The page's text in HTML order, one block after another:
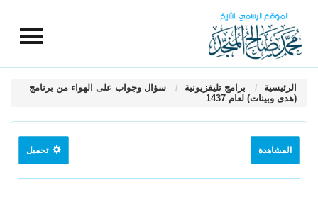
الرئيسية برامج تليفزيونية
سؤال وجواب على الهواء من برنامج
(هدى وبينات) لعام 1437
المشاهدة تحميل